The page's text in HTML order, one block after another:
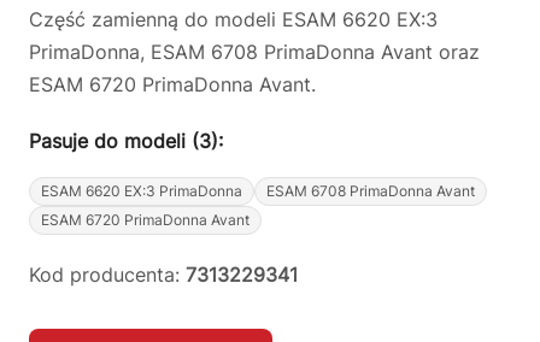
Część zamienną do modeli ESAM 6620 EX:3
PrimaDonna, ESAM 6708 PrimaDonna Avant oraz
ESAM 6720 PrimaDonna Avant.
Pasuje do modeli (3):
ESAM 6620 EX:3 PrimaDonna
ESAM 6708 PrimaDonna Avant
ESAM 6720 PrimaDonna Avant
Kod producenta: 7313229341